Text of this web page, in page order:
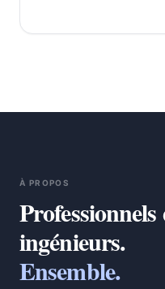
À PROPOS
ingénieurs.
Ensemble.